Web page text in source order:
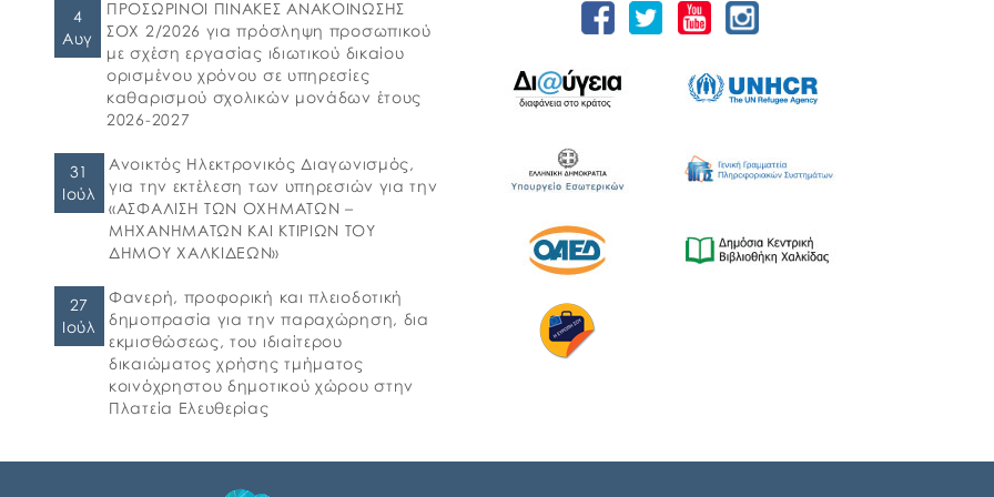
υποστήριξη παιδιών για την ένταξή τους
στην προσχολική εκπαίδευση καθώς και για
τη πρόσβαση παιδιών σχολικής ηλικίας,
εφήβων και ατόμων με αναπηρία, σε
υπηρεσίες δημιουργικής απασχόλησης» για
Ιστιαίας και Βορείων Σποράδων, με την
Ελλάδας και του Ο.Π.Α.ΣΤ.Ε, του Οργανισμού
Λιμένων Ν. Εύβοιας και του Επιμελητηρίου
Εύβοιας. ⚓️Η επίσημη έναρξη
4
Αυγ
ΠΡΟΣΩΡΙΝΟΙ ΠΙΝΑΚΕΣ ΑΝΑΚΟΙΝΩΣΗΣ
ΣΟΧ 2/2026 για πρόσληψη προσωπικού
με σχέση εργασίας ιδιωτικού δικαίου
ορισμένου χρόνου σε υπηρεσίες
καθαρισμού σχολικών μονάδων έτους
2026-2027
31
Ιούλ
Ανοικτός Ηλεκτρονικός Διαγωνισμός,
για την εκτέλεση των υπηρεσιών για την
«ΑΣΦΑΛΙΣΗ ΤΩΝ ΟΧΗΜΑΤΩΝ –
ΜΗΧΑΝΗΜΑΤΩΝ ΚΑΙ ΚΤΙΡΙΩΝ ΤΟΥ
ΔΗΜΟΥ ΧΑΛΚΙΔΕΩΝ»
27
Ιούλ
Φανερή, προφορική και πλειοδοτική
δημοπρασία για την παραχώρηση, δια
εκμισθώσεως, του ιδιαίτερου
δικαιώματος χρήσης τμήματος
κοινόχρηστου δημοτικού χώρου στην
Πλατεία Ελευθερίας